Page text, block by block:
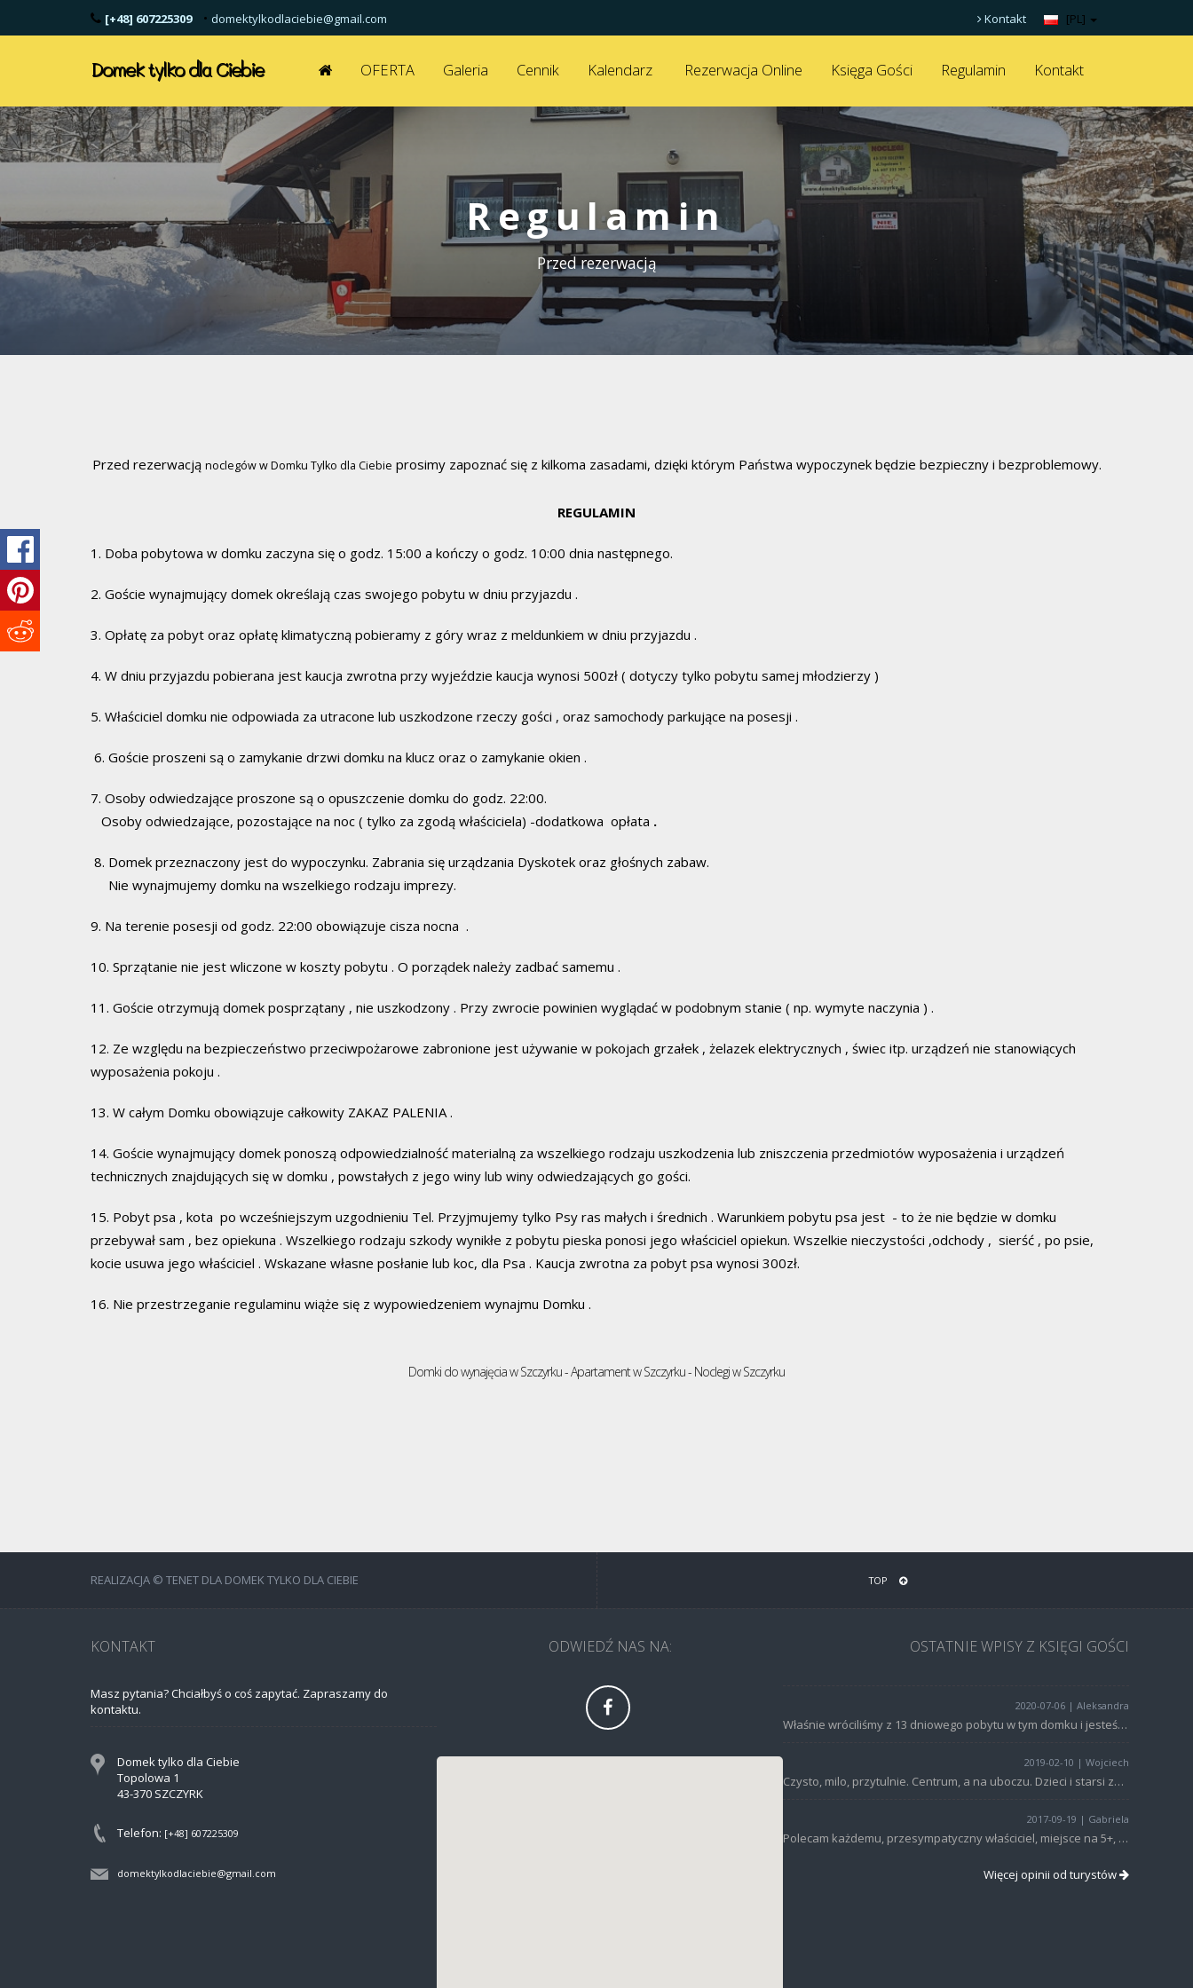
[+48] 607225309 • domektylkodlaciebie@gmail.com [PL]
Kontakt
Domek tylko dla Ciebie OFERTA Galeria Cennik Kalendarz Rezerwacja Online Księga Gości Regulamin Kontakt
Regulamin
Przed rezerwacją
Przed rezerwacją noclegów w Domku Tylko dla Ciebie prosimy zapoznać się z kilkoma zasadami, dzięki którym Państwa wypoczynek będzie bezpieczny i bezproblemowy.
REGULAMIN
1. Doba pobytowa w domku zaczyna się o godz. 15:00 a kończy o godz. 10:00 dnia następnego.
2. Goście wynajmujący domek określają czas swojego pobytu w dniu przyjazdu .
3. Opłatę za pobyt oraz opłatę klimatyczną pobieramy z góry wraz z meldunkiem w dniu przyjazdu .
4. W dniu przyjazdu pobierana jest kaucja zwrotna przy wyjeździe kaucja wynosi 500zł ( dotyczy tylko pobytu samej młodzierzy )
5. Właściciel domku nie odpowiada za utracone lub uszkodzone rzeczy gości , oraz samochody parkujące na posesji .
6. Goście proszeni są o zamykanie drzwi domku na klucz oraz o zamykanie okien .
7. Osoby odwiedzające proszone są o opuszczenie domku do godz. 22:00.
Osoby odwiedzające, pozostające na noc ( tylko za zgodą właściciela) -dodatkowa opłata .
8. Domek przeznaczony jest do wypoczynku. Zabrania się urządzania Dyskotek oraz głośnych zabaw.
Nie wynajmujemy domku na wszelkiego rodzaju imprezy.
9. Na terenie posesji od godz. 22:00 obowiązuje cisza nocna .
10. Sprzątanie nie jest wliczone w koszty pobytu . O porządek należy zadbać samemu .
11. Goście otrzymują domek posprzątany , nie uszkodzony . Przy zwrocie powinien wyglądać w podobnym stanie ( np. wymyte naczynia ) .
12. Ze względu na bezpieczeństwo przeciwpożarowe zabronione jest używanie w pokojach grzałek , żelazek elektrycznych , świec itp. urządzeń nie stanowiących
wyposażenia pokoju .
13. W całym Domku obowiązuje całkowity ZAKAZ PALENIA .
14. Goście wynajmujący domek ponoszą odpowiedzialność materialną za wszelkiego rodzaju uszkodzenia lub zniszczenia przedmiotów wyposażenia i urządzeń
technicznych znajdujących się w domku , powstałych z jego winy lub winy odwiedzających go gości.
15. Pobyt psa , kota po wcześniejszym uzgodnieniu Tel. Przyjmujemy tylko Psy ras małych i średnich . Warunkiem pobytu psa jest - to że nie będzie w domku
przebywał sam , bez opiekuna . Wszelkiego rodzaju szkody wynikłe z pobytu pieska ponosi jego właściciel opiekun. Wszelkie nieczystości ,odchody , sierść , po psie,
kocie usuwa jego właściciel . Wskazane własne posłanie lub koc, dla Psa . Kaucja zwrotna za pobyt psa wynosi 300zł.
16. Nie przestrzeganie regulaminu wiąże się z wypowiedzeniem wynajmu Domku .
Domki do wynajęcia w Szczyrku - Apartament w Szczyrku - Noclegi w Szczyrku
REALIZACJA © TENET DLA DOMEK TYLKO DLA CIEBIE TOP
KONTAKT
Masz pytania? Chciałbyś o coś zapytać. Zapraszamy do
kontaktu.
Domek tylko dla Ciebie
Topolowa 1
43-370 SZCZYRK
Telefon: [+48] 607225309
domektylkodlaciebie@gmail.com
ODWIEDŹ NAS NA: OSTATNIE WPISY Z KSIĘGI GOŚCI
2020-07-06 | Aleksandra
Właśnie wróciliśmy z 13 dniowego pobytu w tym domku i jesteśmy super zadowoleni! Trudno sobie wyobrazić lepsze miejsce na odpoczynek i nabranie sił do codziennego życia. Domek jest czyściutki, bardzo przyjemny z fantastycznym widokiem na Skrzyczne. Z tyłu domku jest sad, koło samej rzeki Żylicy, z którego, po prostu, nie chce się wychodzić. W sadzie jest altanka, grill i miejsce na ognisko. Nie straszne są tam żadne upały. Właściciel niezwykle sympatyczny i dbający o wczasowiczów. To naprawdę świetne miejsce na spędzenie urlopu.
2019-02-10 | Wojciech
Czysto, milo, przytulnie. Centrum, a na uboczu. Dzieci i starsi znajda cos dla siebie, aby sie zrestartowac.
2017-09-19 | Gabriela
Polecam każdemu, przesympatyczny właściciel, miejsce na 5+, wspaniała okolica, lokalizacja idealna-blisko szlaki, centrum. Idealne miejsce na wypoczynek dla rodziny. Polecam! Serdecznie pozdrawiam Pana Andrzeja
Więcej opinii od turystów